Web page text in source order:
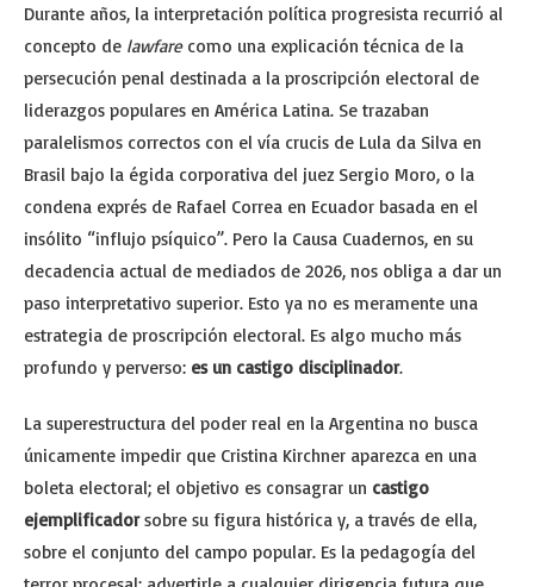
Durante años, la interpretación política progresista recurrió al
concepto de lawfarecomo una explicación técnica de la
persecución penal destinada a la proscripción electoral de
liderazgos populares en América Latina. Se trazaban
paralelismos correctos con el vía crucis de Lula da Silva en
Brasil bajo la égida corporativa del juez Sergio Moro, o la
condena exprés de Rafael Correa en Ecuador basada en el
insólito “influjo psíquico”. Pero la Causa Cuadernos, en su
decadencia actual de mediados de 2026, nos obliga a dar un
paso interpretativo superior. Esto ya no es meramente una
estrategia de proscripción electoral. Es algo mucho más
profundo y perverso: es un castigo disciplinador.
La superestructura del poder real en la Argentina no busca
únicamente impedir que Cristina Kirchner aparezca en una
boleta electoral; el objetivo es consagrar un castigo
ejemplificadorsobre su figura histórica y, a través de ella,
sobre el conjunto del campo popular. Es la pedagogía del